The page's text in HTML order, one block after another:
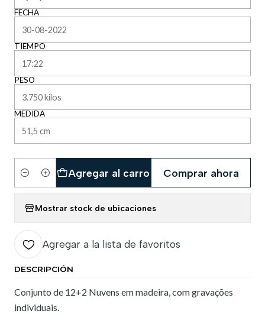
FECHA
TIEMPO
PESO
MEDIDA
Cantidad
Agregar al carro Comprar ahora
Mostrar stock de ubicaciones
Agregar a la lista de favoritos
DESCRIPCIÓN
Conjunto de 12+2 Nuvens em madeira, com gravações
individuais.